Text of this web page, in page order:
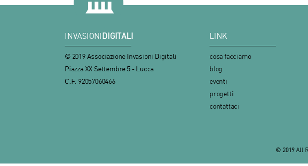
INVASIONI DIGITALI
© 2019 Associazione Invasioni Digitali
Piazza XX Settembre 5 - Lucca
C.F. 92057060466
LINK
cosa facciamo
blog
eventi
progetti
contattaci
© 2019 All